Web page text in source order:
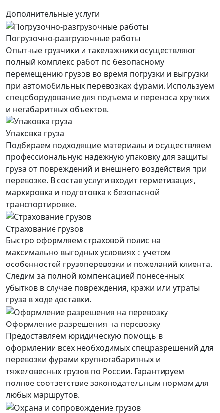
Дополнительные услуги
Погрузочно-разгрузочные работы
Опытные грузчики и такелажники осуществляют
полный комплекс работ по безопасному
перемещению грузов во время погрузки и выгрузки
при автомобильных перевозках фурами. Используем
спецоборудование для подъема и переноса хрупких
и негабаритных объектов.
Упаковка груза
Подбираем подходящие материалы и осуществляем
профессиональную надежную упаковку для защиты
груза от повреждений и внешнего воздействия при
перевозке. В состав услуги входит герметизация,
маркировка и подготовка к безопасной
транспортировке.
Страхование грузов
Быстро оформляем страховой полис на
максимально выгодных условиях с учетом
особенностей грузоперевозки и пожеланий клиента.
Следим за полной компенсацией понесенных
убытков в случае повреждения, кражи или утраты
груза в ходе доставки.
Оформление разрешения на перевозку
Предоставляем юридическую помощь в
оформлении всех необходимых спецразрешений для
перевозки фурами крупногабаритных и
тяжеловесных грузов по России. Гарантируем
полное соответствие законодательным нормам для
любых маршрутов.